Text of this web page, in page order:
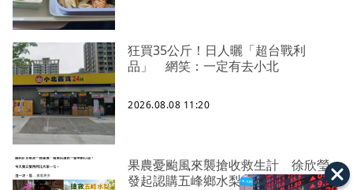
狂買35公斤！日人曬「超台戰利
品」 網笑：一定有去小北
2026.08.08 11:20
果農憂颱風來襲搶收救生計 徐欣瑩
發起認購五峰鄉水梨行動